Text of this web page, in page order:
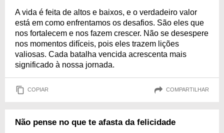
A vida é feita de altos e baixos, e o verdadeiro valor
está em como enfrentamos os desafios. São eles que
nos fortalecem e nos fazem crescer. Não se desespere
nos momentos difíceis, pois eles trazem lições
valiosas. Cada batalha vencida acrescenta mais
significado à nossa jornada.
COPIAR COMPARTILHAR
Não pense no que te afasta da felicidade